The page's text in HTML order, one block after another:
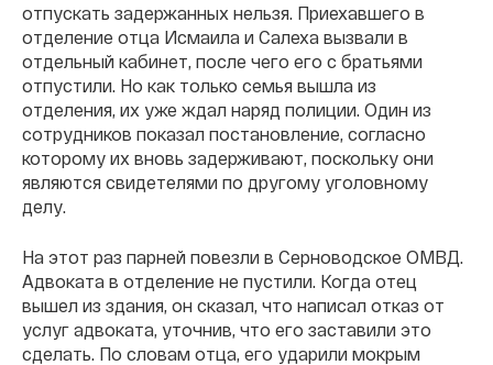
отпускать задержанных нельзя. Приехавшего в
отделение отца Исмаила и Салеха вызвали в
отдельный кабинет, после чего его с братьями
отпустили. Но как только семья вышла из
отделения, их уже ждал наряд полиции. Один из
сотрудников показал постановление, согласно
которому их вновь задерживают, поскольку они
являются свидетелями по другому уголовному
делу.
На этот раз парней повезли в Серноводское ОМВД.
Адвоката в отделение не пустили. Когда отец
вышел из здания, он сказал, что написал отказ от
услуг адвоката, уточнив, что его заставили это
сделать. По словам отца, его ударили мокрым